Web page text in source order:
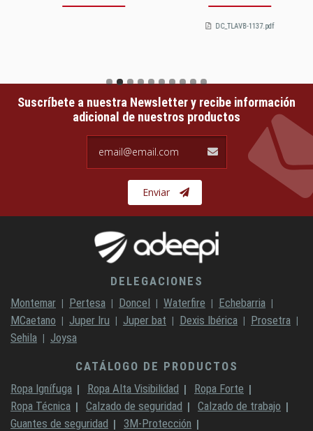
DC_TLAVB-1137.pdf
Suscríbete a nuestra Newsletter y recibe información
adicional de nuestros productos
Enviar
DELEGACIONES
Montemar
Pertesa Doncel Waterfire
Echebarria
MCaetano
Juper Iru Juper bat Dexis Ibérica
Prosetra
Sehila
Joysa
CATÁLOGO DE PRODUCTOS
Ropa Ignífuga
Ropa Alta Visibilidad
Ropa Forte
Ropa Técnica
Calzado de seguridad
Calzado de trabajo
Guantes de seguridad
3M-Protección